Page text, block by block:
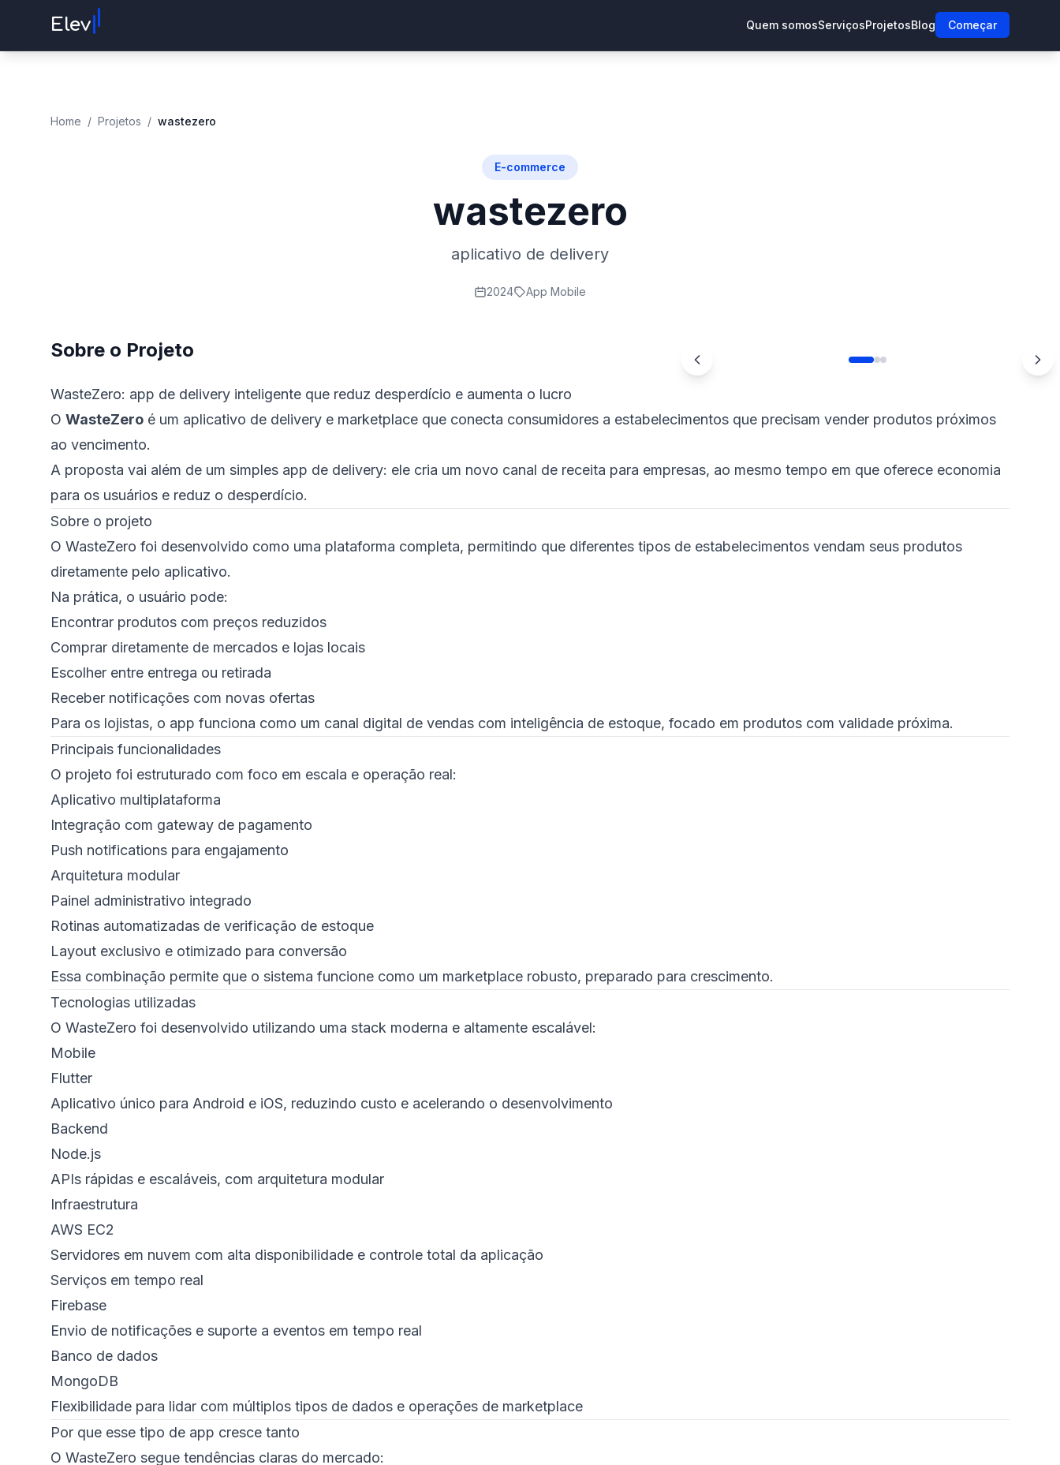
ElevII Quem somosServiçosProjetosBlog Começar
Home / Projetos / wastezero
E-commerce
wastezero
aplicativo de delivery
2024 App Mobile
Sobre o Projeto
WasteZero: app de delivery inteligente que reduz desperdício e aumenta o lucro
O WasteZero é um aplicativo de delivery e marketplace que conecta consumidores a estabelecimentos que precisam vender produtos próximos
ao vencimento.
A proposta vai além de um simples app de delivery: ele cria um novo canal de receita para empresas, ao mesmo tempo em que oferece economia
para os usuários e reduz o desperdício.
Sobre o projeto
O WasteZero foi desenvolvido como uma plataforma completa, permitindo que diferentes tipos de estabelecimentos vendam seus produtos
diretamente pelo aplicativo.
Na prática, o usuário pode:
Encontrar produtos com preços reduzidos
Comprar diretamente de mercados e lojas locais
Escolher entre entrega ou retirada
Receber notificações com novas ofertas
Para os lojistas, o app funciona como um canal digital de vendas com inteligência de estoque, focado em produtos com validade próxima.
Principais funcionalidades
O projeto foi estruturado com foco em escala e operação real:
Aplicativo multiplataforma
Integração com gateway de pagamento
Push notifications para engajamento
Arquitetura modular
Painel administrativo integrado
Rotinas automatizadas de verificação de estoque
Layout exclusivo e otimizado para conversão
Essa combinação permite que o sistema funcione como um marketplace robusto, preparado para crescimento.
Tecnologias utilizadas
O WasteZero foi desenvolvido utilizando uma stack moderna e altamente escalável:
Mobile
Flutter
Aplicativo único para Android e iOS, reduzindo custo e acelerando o desenvolvimento
Backend
Node.js
APIs rápidas e escaláveis, com arquitetura modular
Infraestrutura
AWS EC2
Servidores em nuvem com alta disponibilidade e controle total da aplicação
Serviços em tempo real
Firebase
Envio de notificações e suporte a eventos em tempo real
Banco de dados
MongoDB
Flexibilidade para lidar com múltiplos tipos de dados e operações de marketplace
Por que esse tipo de app cresce tanto
O WasteZero segue tendências claras do mercado: